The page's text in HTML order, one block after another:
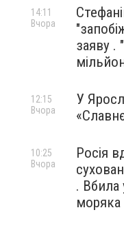
заяву .
14:11
Вчора
У
12:15
Вчора
Росія
. Вбила
моряка
10:25
Вчора